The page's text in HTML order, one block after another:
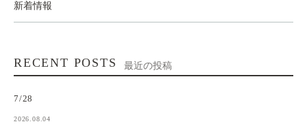
新着情報
RECENT POSTS 最近の投稿
7/28
2026.08.04